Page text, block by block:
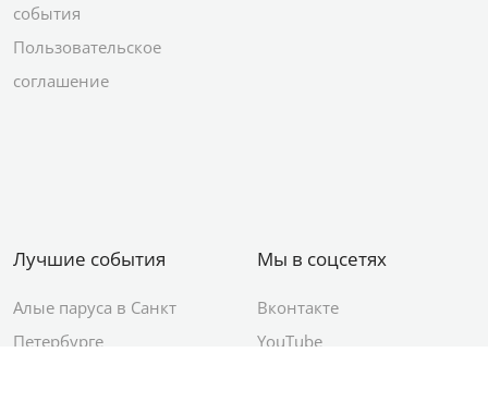
события
Пользовательское
соглашение
Лучшие события
Алые паруса в Санкт
Петербурге
Мы в соцсетях
Вконтакте
YouTube